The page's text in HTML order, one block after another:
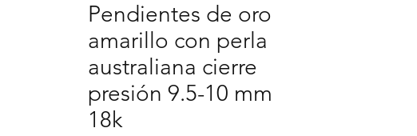
Pendientes de oro
amarillo con perla
australiana cierre
presión 9.5-10 mm
18k